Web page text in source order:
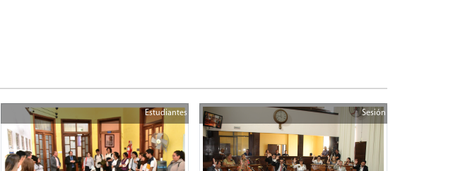
Estudiantes Sesión